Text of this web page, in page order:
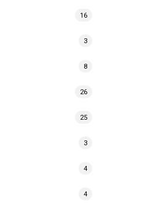
16
3
8
26
25
3
4
4